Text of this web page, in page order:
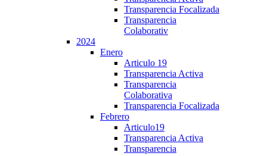
Transparencia Focalizada
Transparencia
Colaborativ
2024
Enero
Articulo 19
Transparencia Activa
Transparencia
Colaborativa
Transparencia Focalizada
Febrero
Articulo19
Transparencia Activa
Transparencia